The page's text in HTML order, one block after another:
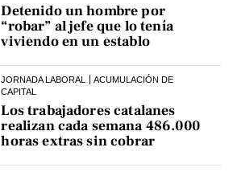
Detenido un hombre por
“robar” al jefe que lo tenía
viviendo en un establo
JORNADA LABORAL
ACUMULACIÓN DE
CAPITAL
Los trabajadores catalanes
realizan cada semana 486.000
horas extras sin cobrar